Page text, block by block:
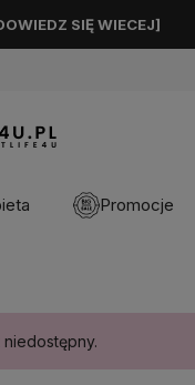
SIĘ WIECEJ]
Promocje